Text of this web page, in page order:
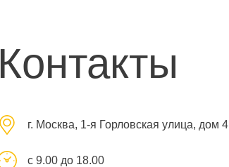
Контакты
г. Москва, 1-я Горловская улица, дом 4
с 9.00 до 18.00